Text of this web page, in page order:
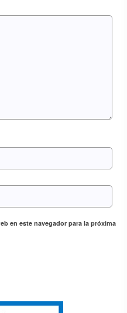
en este navegador para la próxima